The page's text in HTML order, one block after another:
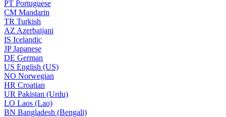
PT Portuguese
CM Mandarin
TR Turkish
AZ Azerbaijani
IS Icelandic
JPJapanese
DE German
US English (US)
NO Norwegian
HR Croatian
UR Pakistan (Urdu)
LO Laos (Lao)
BN Bangladesh (Bengali)